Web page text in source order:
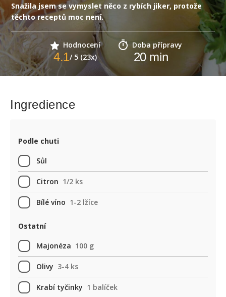
Snažila jsem se vymyslet něco z rybích jiker, protože
těchto receptů moc není.
Hodnocení
4.1/ 5 (23x)
Doba přípravy
20min
Ingredience
Podle chuti
Sůl
Citron 1/2 ks
Bílé víno 1-2 lžíce
Ostatní
Majonéza 100 g
Olivy 3-4 ks
Krabí tyčinky 1 balíček